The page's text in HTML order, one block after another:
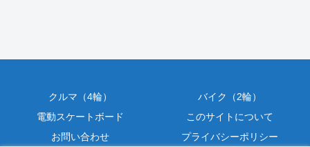
クルマ（4輪）
バイク（2輪）
電動スケートボード
このサイトについて
お問い合わせ
プライバシーポリシー